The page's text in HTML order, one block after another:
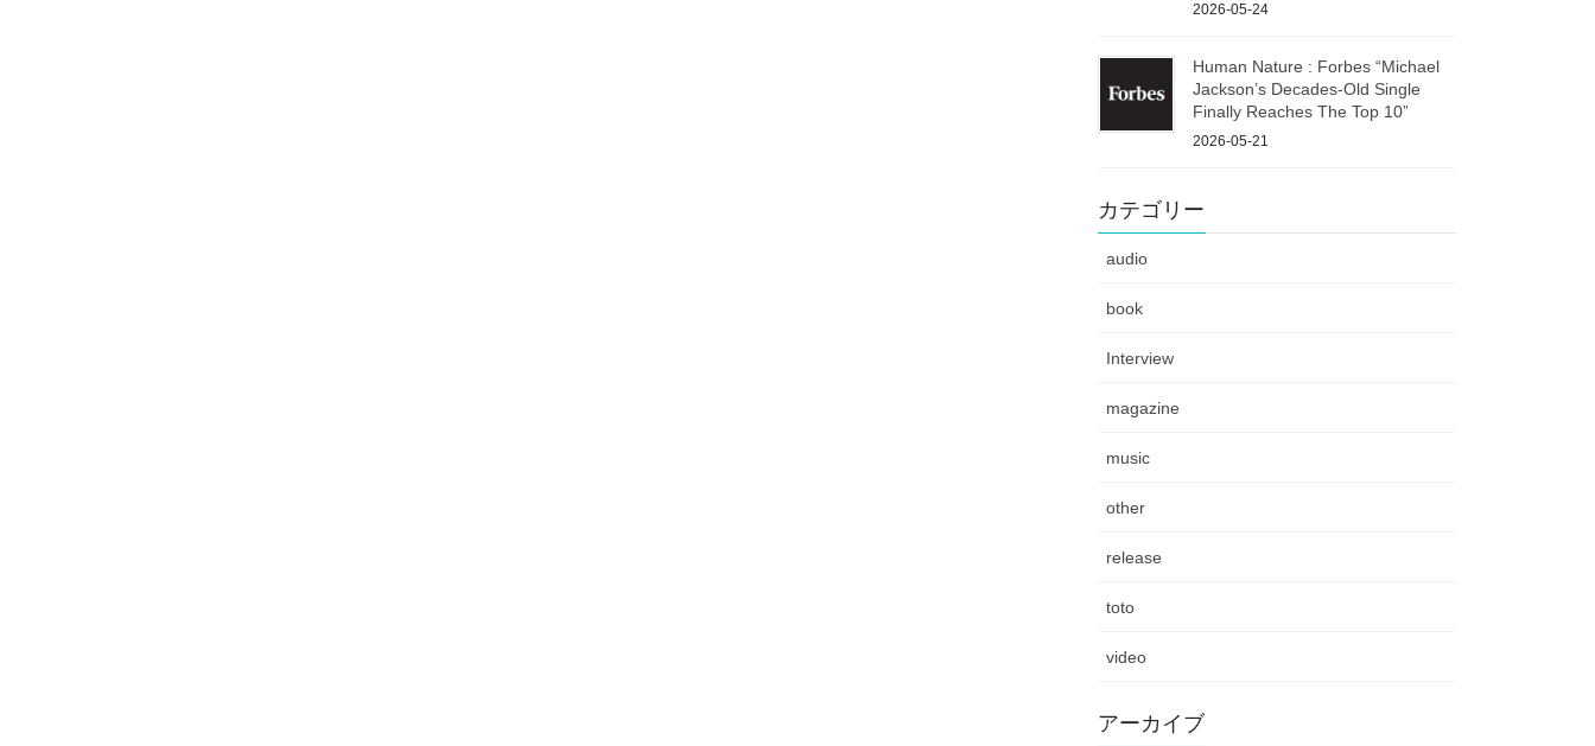
2026-05-24
Human Nature : Forbes “Michael
Jackson’s Decades-Old Single
Finally Reaches The Top 10”
2026-05-21
カテゴリー
audio
book
Interview
magazine
music
other
release
toto
video
アーカイブ